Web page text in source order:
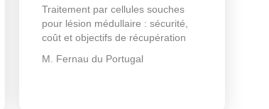
Traitement par cellules souches
pour lésion médullaire : sécurité,
coût et objectifs de récupération
M. Fernau du Portugal